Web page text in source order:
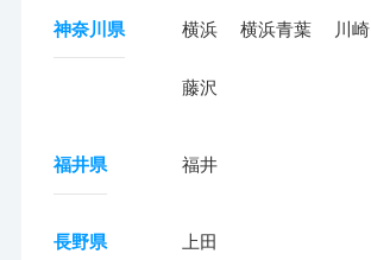
神奈川県 横浜 横浜青葉 川崎
藤沢
福井県 福井
長野県 上田